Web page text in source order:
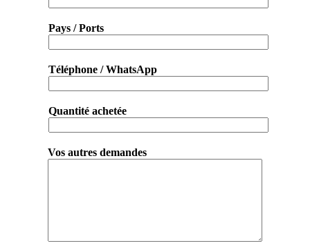
Pays / Ports
Téléphone / WhatsApp
Quantité achetée
Vos autres demandes